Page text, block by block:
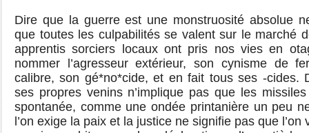
Dire que la guerre est une monstruosité absolue
que toutes les culpabilités se valent sur le marché
apprentis sorciers locaux ont pris nos vies en
nommer l’agresseur extérieur, son cynisme de
calibre, son gé*no*cide, et en fait tous ses -cides.
ses propres venins n’implique pas que les
spontanée, comme une ondée printanière un peu
l’on exige la paix et la justice ne signifie pas que